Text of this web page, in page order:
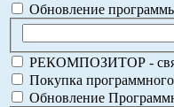
Обновление
РЕКОМПОЗИТОР -
Покупка
Обновление